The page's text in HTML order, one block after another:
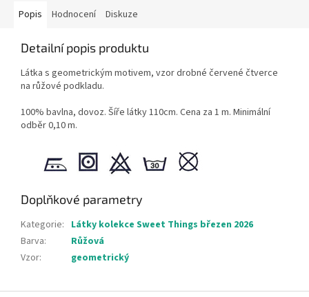
Popis Hodnocení Diskuze
Detailní popis produktu
Látka s geometrickým motivem, vzor drobné červené čtverce
na růžové podkladu.
100% bavlna, dovoz. Šíře látky 110cm. Cena za 1 m. Minimální
odběr 0,10 m.
Doplňkové parametry
Kategorie: Látky kolekce Sweet Things březen 2026
Barva:
Růžová
Vzor: geometrický